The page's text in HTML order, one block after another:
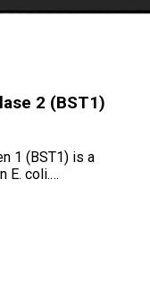
2 (BST1)
1 (BST1) is a
E. coli.…